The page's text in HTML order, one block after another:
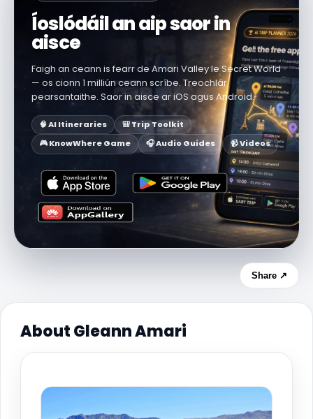
Íoslódáil an aip saor in
aisce
Faigh an ceann is fearr de Amari Valley le Secret World
— os cionn 1 milliún ceann scríbe. Treochlár
pearsantaithe. Saor in aisce ar iOS agus Android.
🧠 AI Itineraries
🎒 Trip Toolkit
🎮 KnowWhere Game
🎧 Audio Guides 📹 Videos
Share ↗
About Gleann Amari